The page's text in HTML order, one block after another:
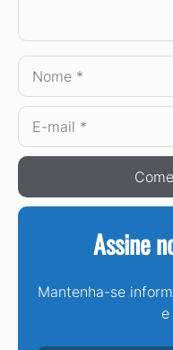
Nome
E-
mail
Assine
Mantenha-se